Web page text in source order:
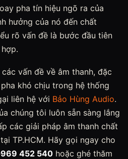
pha tín hiệu ngõ ra của
hưởng của nó đến chất
rõ vấn đề là bước đầu tiên
vấn đề về âm thanh, đặc
khó chịu trong hệ thống
liên hệ với Bảo Hùng Audio.
chúng tôi luôn sẵn sàng lắng
các giải pháp âm thanh chất
TP.HCM. Hãy gọi ngay cho
452 540 hoặc ghé thăm